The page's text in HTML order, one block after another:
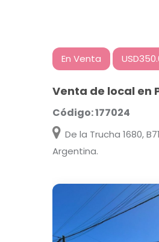
En Venta
Venta de local en
Código: 177024
De la Trucha 1680,
Argentina.